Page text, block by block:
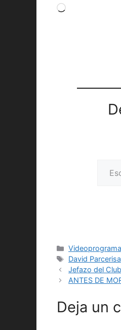
Cargando...
Categorías
Etiquetas
David Parcerisa
Jefazo del
ANTES DE
Deja un